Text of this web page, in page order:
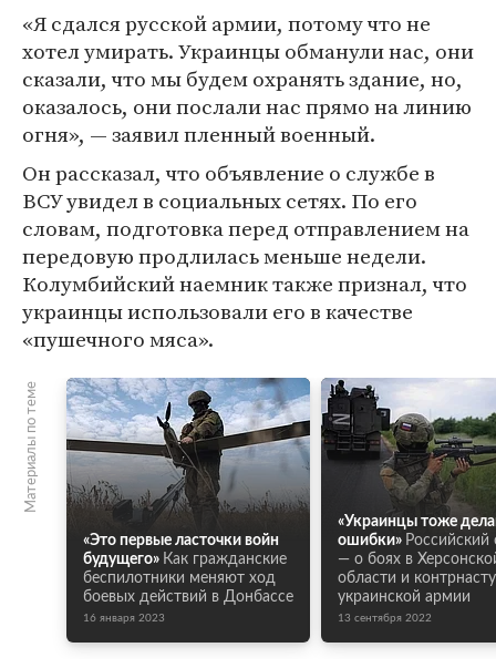
«Я сдался русской армии, потому что не
хотел умирать. Украинцы обманули нас, они
сказали, что мы будем охранять здание, но,
оказалось, они послали нас прямо на линию
огня», — заявил пленный военный.
Он рассказал, что объявление о службе в
ВСУ увидел в социальных сетях. По его
словам, подготовка перед отправлением на
передовую продлилась меньше недели.
Колумбийский наемник также признал, что
украинцы использовали его в качестве
«пушечного мяса».
Материалы по теме
«Это первые ласточки войн
будущего» Как гражданские
беспилотники меняют ход
боевых действий в Донбассе
16 января 2023
«Украинцы тоже
ошибки»
— о боях в
области и
украинской армии
13 сентября 2022